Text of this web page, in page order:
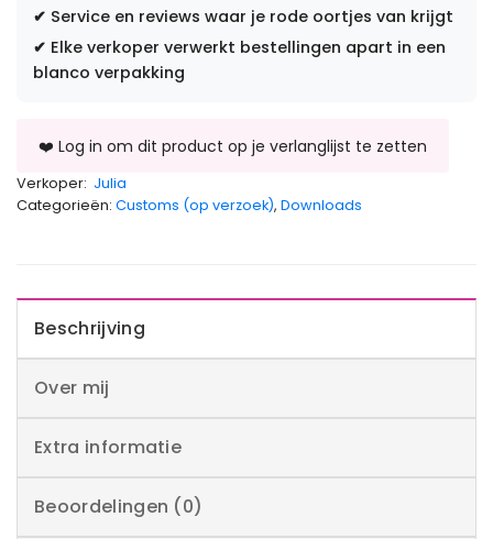
✔ Service en reviews waar je rode oortjes van krijgt
✔ Elke verkoper verwerkt bestellingen apart in een
blanco verpakking
Verkoper: Julia
Categorieën: Customs (op verzoek), Downloads
Beschrijving
Over mij
Extra informatie
Beoordelingen (0)